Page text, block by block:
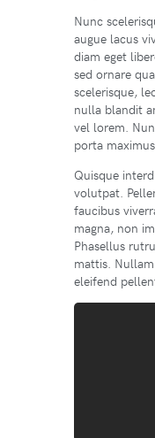
Nunc
augue lacus
diam eget
sed ornare
scelerisque,
nulla blandit
vel lorem.
porta
Quisque
volutpat.
faucibus
magna, non
Phasellus
mattis.
eleifend